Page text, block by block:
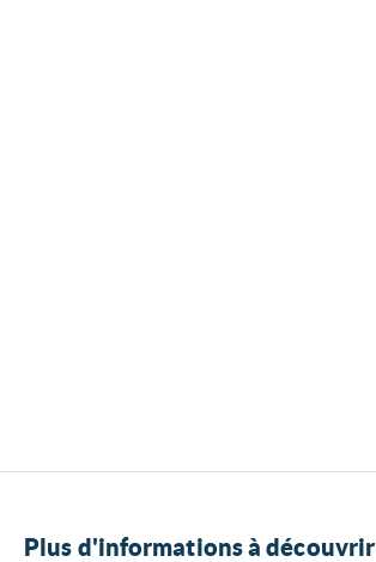
Plus d'informations à découvrir